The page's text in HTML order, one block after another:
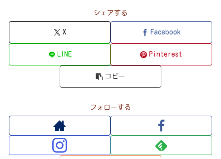
シェアする
X Facebook
LINE Pinterest
コピー
フォローする